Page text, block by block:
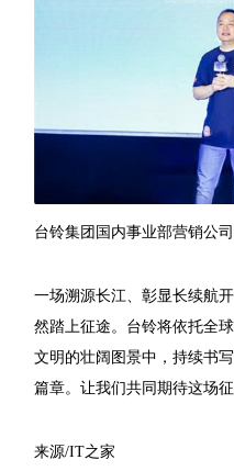
台铃集团国内事业部营销公
一场溯源长江、彰显长续航
然踏上征途。台铃将依托全
文明的壮阔图景中，持续书
篇章。让我们共同期待这场
来源/IT之家